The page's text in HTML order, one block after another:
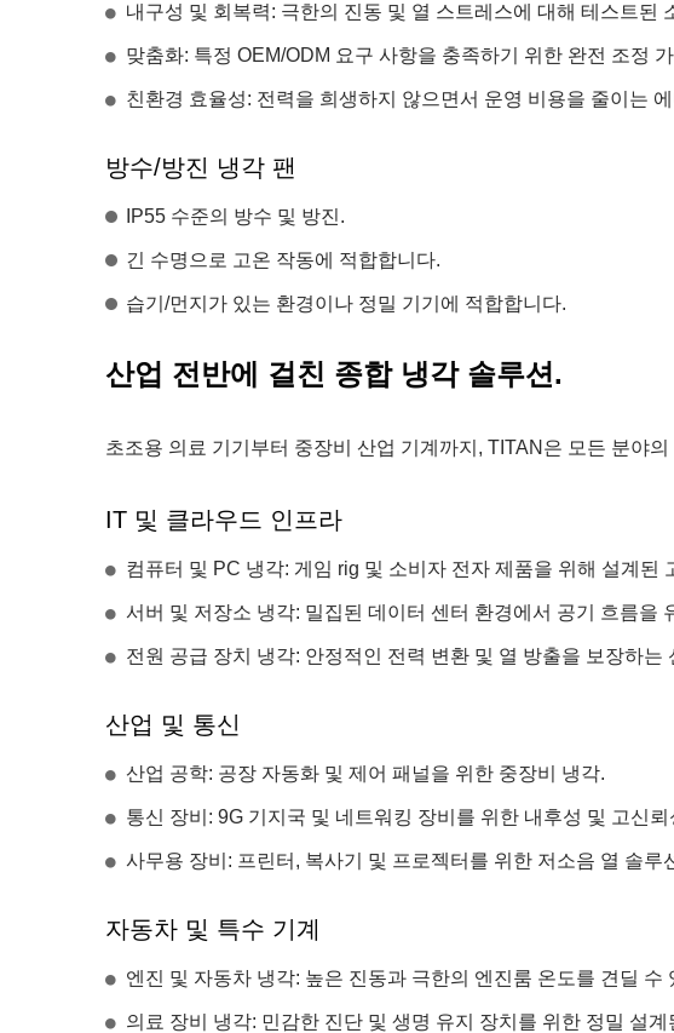
내구성 및 회복력: 극한의 진동 및 열 스트레스에 대해 테스트된
맞춤화: 특정 OEM/ODM 요구 사항을 충족하기 위한 완전 조정
친환경 효율성: 전력을 희생하지 않으면서 운영 비용을 줄이는
방수/방진 냉각 팬
IP55 수준의 방수 및 방진.
긴 수명으로 고온 작동에 적합합니다.
습기/먼지가 있는 환경이나 정밀 기기에 적합합니다.
산업 전반에 걸친 종합 냉각 솔루션.
초조용 의료 기기부터 중장비 산업 기계까지, TITAN은 모든 분야
IT 및 클라우드 인프라
컴퓨터 및 PC 냉각: 게임 rig 및 소비자 전자 제품을 위해 설계된
서버 및 저장소 냉각: 밀집된 데이터 센터 환경에서 공기 흐름을
전원 공급 장치 냉각: 안정적인 전력 변환 및 열 방출을 보장하는
산업 및 통신
산업 공학: 공장 자동화 및 제어 패널을 위한 중장비 냉각.
통신 장비: 9G 기지국 및 네트워킹 장비를 위한 내후성 및 고신뢰
사무용 장비: 프린터, 복사기 및 프로젝터를 위한 저소음 열 솔루
자동차 및 특수 기계
엔진 및 자동차 냉각: 높은 진동과 극한의 엔진룸 온도를 견딜 수
의료 장비 냉각: 민감한 진단 및 생명 유지 장치를 위한 정밀 설계